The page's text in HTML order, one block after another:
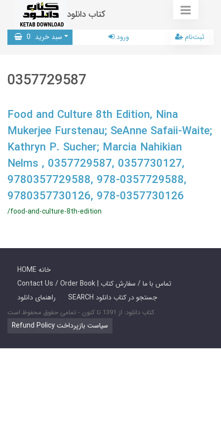
کتاب دانلود
سبد خرید 0 ورود ثبت‌نام
0357729587
Food and Culture 8th Edition, Nina
Mukerjee Furstenau; SeAnne Safaii-Waite;
Kathryn P. Sucher; Marcia Nahikian
Nelms , 0357729587, 0357730127,
9780357729588, 978-0357729588,
9780357730126, 978-0357730126
/food-and-culture-8th-edition
HOME خانه
Contact Us / Order Book | تماس با ما / سفارش کتاب
راهنمای دانلود
SEARCH جستجو در کتاب دانلود
کتاب دانلود: از 1391 تا کنون - تمامی حقوق محفوظ است
Refund Policy سیاست بازپرداخت